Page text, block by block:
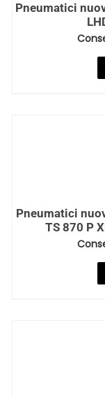
Pneumatici
Pneumatici
TS 870 P